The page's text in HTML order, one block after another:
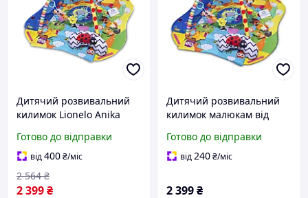
Дитячий розвивальний
килимок Lionelo Anika
килимок, Ігровий килимок
для діток Килимок для
малюка
Готово до відправки
від400₴/міс
2 399₴
2 564 ₴
Дитячий розвивальний
килимок малюкам від
ANIKA PLUS
Готово до відправки
від240₴/міс
2 399₴